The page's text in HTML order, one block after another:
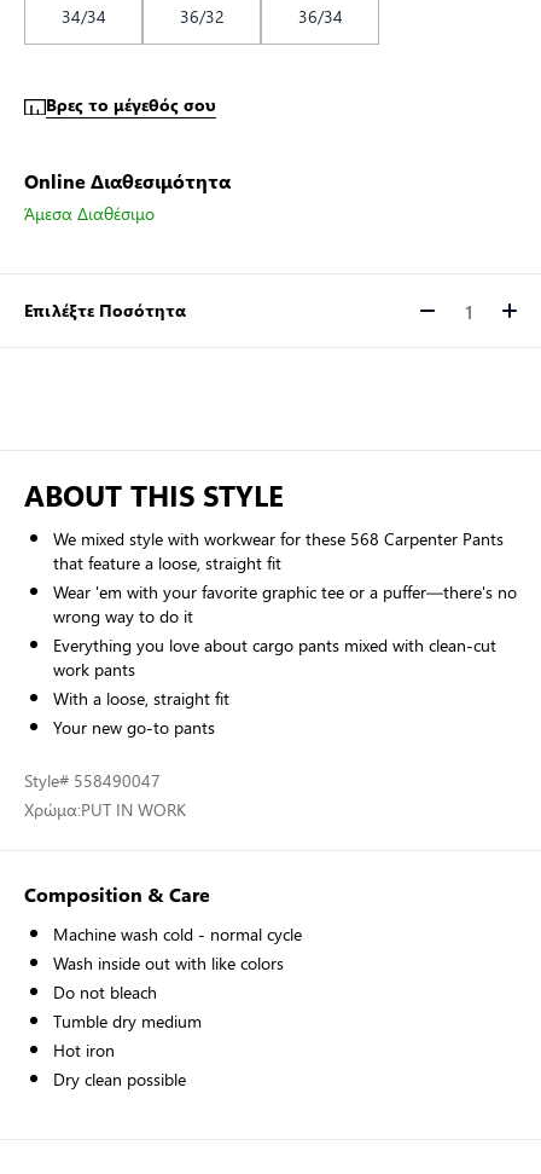
34/34
36/32 36/34
Βρες το μέγεθός σου
Online Διαθεσιμότητα
Άμεσα Διαθέσιμο
Επιλέξτε Ποσότητα Ποσότητα
ABOUT THIS STYLE
We mixed style with workwear for these 568 Carpenter Pants
that feature a loose, straight fit
Wear 'em with your favorite graphic tee or a puffer—there's no
wrong way to do it
Everything you love about cargo pants mixed with clean-cut
work pants
With a loose, straight fit
Your new go-to pants
Style# 558490047
Χρώμα:PUT IN WORK
Composition & Care
Machine wash cold - normal cycle
Wash inside out with like colors
Do not bleach
Tumble dry medium
Hot iron
Dry clean possible